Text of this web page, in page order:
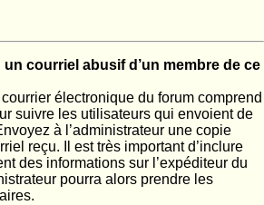
un courriel abusif d’un membre de ce
électronique du forum comprend
suivre les utilisateurs qui envoient de
à l’administrateur une copie
reçu. Il est très important d’inclure
des informations sur l’expéditeur du
pourra alors prendre les